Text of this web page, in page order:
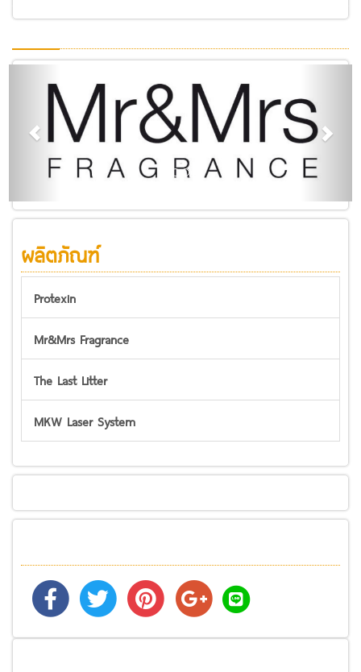
.
ผลิตภัณฑ์
Protexin
Mr&Mrs Fragrance
The Last Litter
MKW Laser System